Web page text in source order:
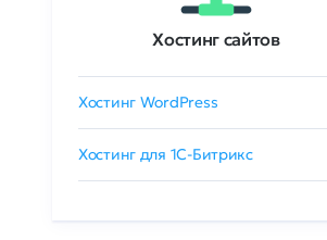
Хостинг сайтов
Хостинг WordPress
Хостинг для 1C-Битрикс